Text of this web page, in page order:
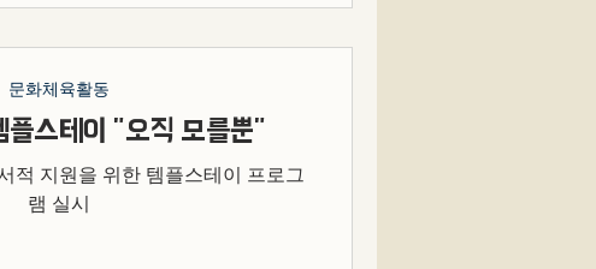
를 들으며 본격적인 사생대회를 준
함께 간단한 아침 간식인 빵과 음
그리기 시작했습니다. ‘투표’와 ‘소
려울 수 있는 주제였지만, 참가자들
플스테이 "오직 모를뿐"
적 지원을 위한 템플스테이 프로그
램 실시
문화체육활동